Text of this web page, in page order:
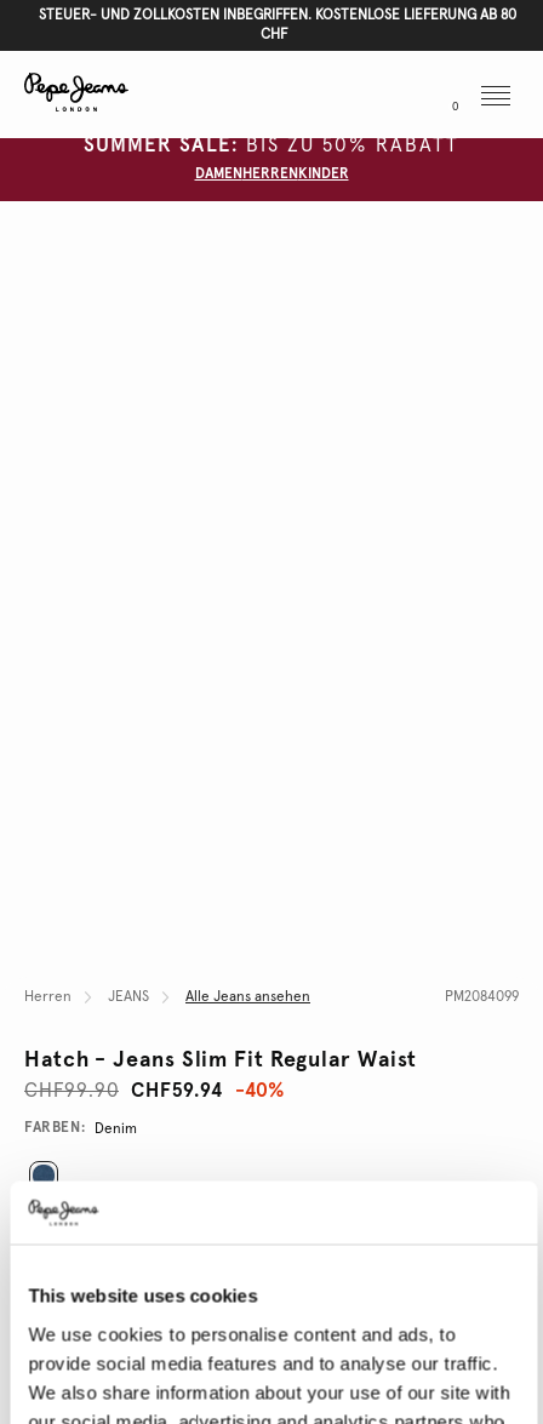
This website uses cookies
We use cookies to personalise content and ads, to
provide social media features and to analyse our traffic.
We also share information about your use of our site with
STEUER- UND ZOLLKOSTEN INBEGRIFFEN. KOSTENLOSE LIEFERUNG AB 80
CHF
0
Menu
SUMMER SALE:BIS ZU 50% RABATT
DAMEN HERREN KINDER
Herren JEANS Alle Jeans ansehen PM2084099
Hatch - Jeans Slim Fit Regular Waist
CHF59.94
CHF99.90 -40%
Promotions
Variations
FARBEN: Denim
30
33 34 36 38 40
LÄNGE AUSWÄHLEN: